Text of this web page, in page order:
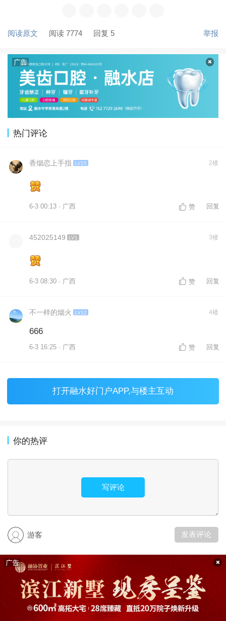
阅读原文 阅读 7774 回复 5 举报
热门评论
香烟恋上手指 LV15 2楼
6-3 00:13 · 广西 赞 回复
452025149 LV1 3楼
6-3 08:30 · 广西 赞 回复
不一样的烟火 LV12 4楼
666
6-3 16:25 · 广西 赞 回复
打开融水好门户APP,与楼主互动
你的热评
写评论
游客 发表评论